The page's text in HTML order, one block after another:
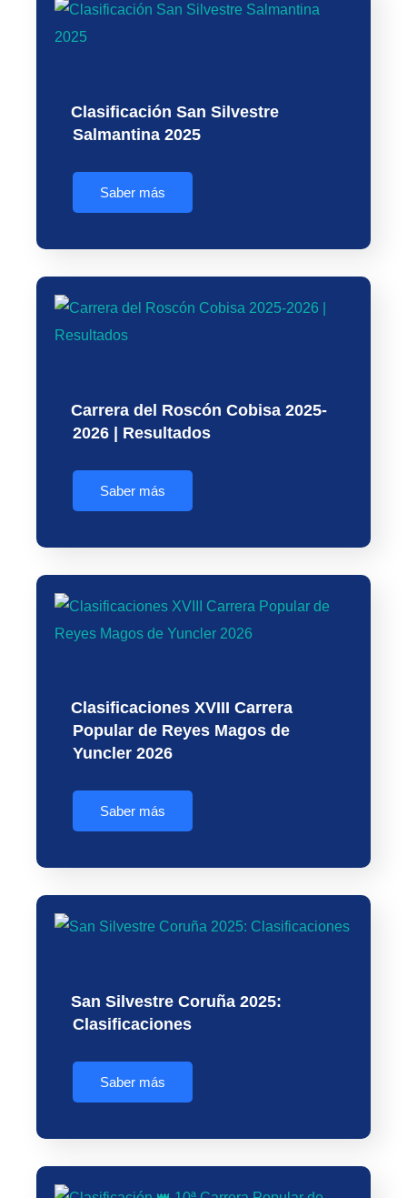
Clasificación San Silvestre
Salmantina 2025
Saber más
Carrera del Roscón Cobisa 2025-
2026 | Resultados
Saber más
Clasificaciones XVIII Carrera
Popular de Reyes Magos de
Yuncler 2026
Saber más
San Silvestre Coruña 2025:
Clasificaciones
Saber más